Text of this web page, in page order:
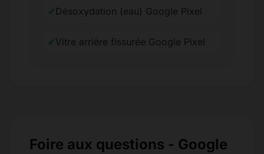
✔ Désoxydation (eau) Google Pixel
✔Vitre arrière fissurée Google Pixel
Foire aux questions - Google